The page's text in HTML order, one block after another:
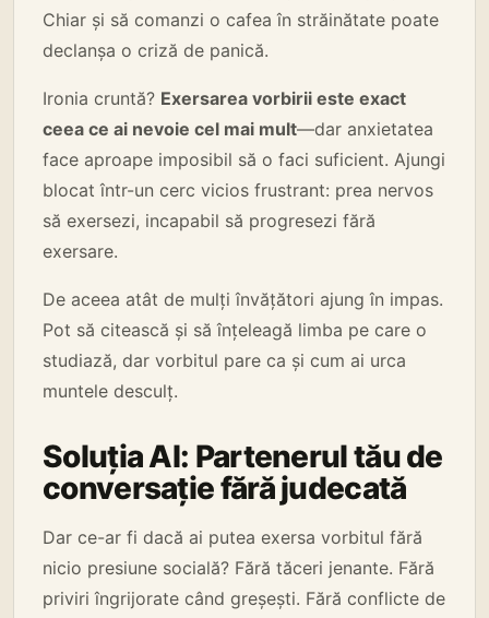
Chiar și să comanzi o cafea în străinătate poate
declanșa o criză de panică.
Ironia cruntă? Exersarea vorbirii este exact
ceea ce ai nevoie cel mai mult—dar anxietatea
face aproape imposibil să o faci suficient. Ajungi
blocat într-un cerc vicios frustrant: prea nervos
să exersezi, incapabil să progresezi fără
exersare.
De aceea atât de mulți învățători ajung în impas.
Pot să citească și să înțeleagă limba pe care o
studiază, dar vorbitul pare ca și cum ai urca
muntele desculț.
Soluția AI: Partenerul tău de
conversație fără judecată
Dar ce-ar fi dacă ai putea exersa vorbitul fără
nicio presiune socială? Fără tăceri jenante. Fără
priviri îngrijorate când greșești. Fără conflicte de